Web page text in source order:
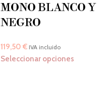
MONO BLANCO Y
NEGRO
119,50 € IVA incluido
Seleccionar opciones